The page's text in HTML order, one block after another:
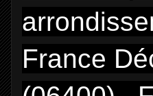
France